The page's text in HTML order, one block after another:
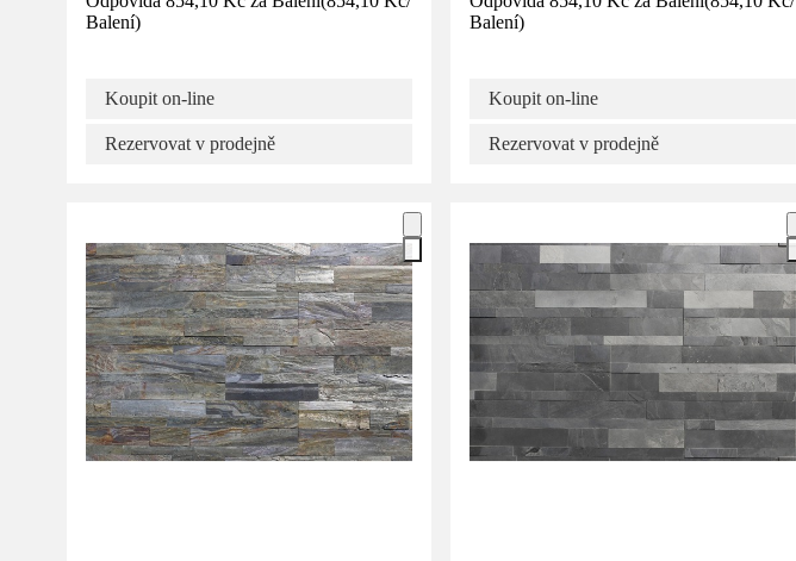
Balení)
Koupit on-line
Rezervovat v prodejně
Balení)
Koupit on-line
Rezervovat v prodejně